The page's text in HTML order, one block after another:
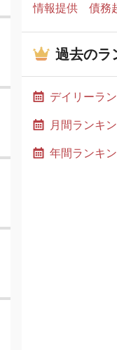
情報提供
債務
過去のラ
デイリーラ
月間ランキ
年間ランキ